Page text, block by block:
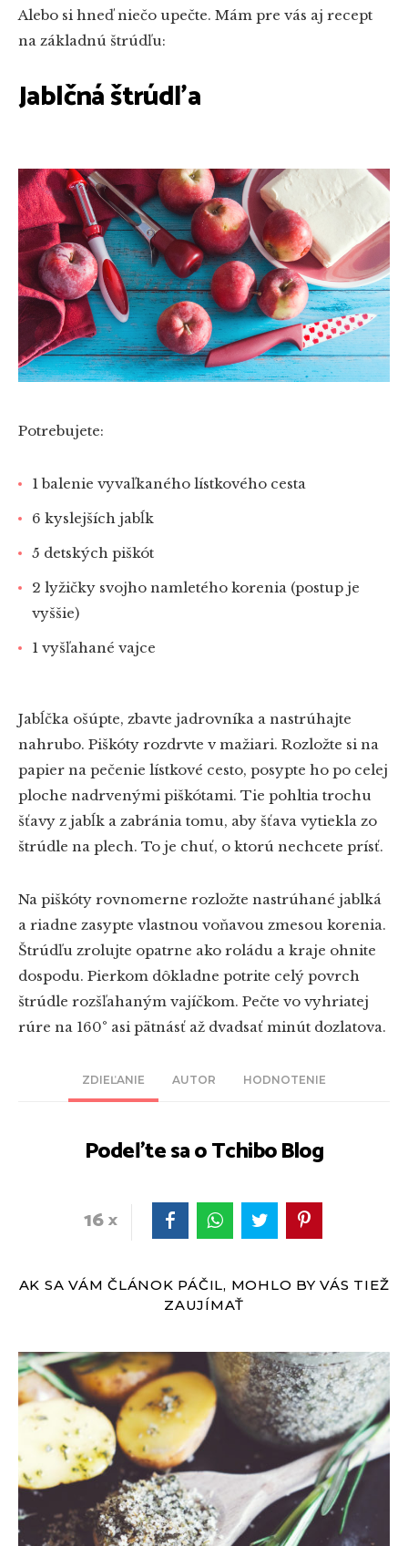
ZDIEĽANIE AUTOR HODNOTENIE
Podeľte sa o Tchibo Blog
16
Alebo si hneď niečo upečte. Mám pre vás aj recept
na základnú štrúdľu:
Jablčná štrúdľa
Potrebujete:
1 balenie vyvaľkaného lístkového cesta
6 kyslejších jabĺk
5 detských piškót
2 lyžičky svojho namletého korenia (postup je
vyššie)
1 vyšľahané vajce
Jabĺčka ošúpte, zbavte jadrovníka a nastrúhajte
nahrubo. Piškóty rozdrvte v mažiari. Rozložte si na
papier na pečenie lístkové cesto, posypte ho po celej
ploche nadrvenými piškótami. Tie pohltia trochu
šťavy z jabĺk a zabránia tomu, aby šťava vytiekla zo
štrúdle na plech. To je chuť, o ktorú nechcete prísť.
Na piškóty rovnomerne rozložte nastrúhané jablká
a riadne zasypte vlastnou voňavou zmesou korenia.
Štrúdľu zrolujte opatrne ako roládu a kraje ohnite
dospodu. Pierkom dôkladne potrite celý povrch
štrúdle rozšľahaným vajíčkom. Pečte vo vyhriatej
rúre na 160° asi pätnásť až dvadsať minút dozlatova.
AK SA VÁM ČLÁNOK PÁČIL, MOHLO BY VÁS TIEŽ
ZAUJÍMAŤ